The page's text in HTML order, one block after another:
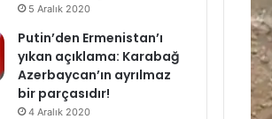
5 Aralık 2020
Putin’den Ermenistan’ı
yıkan açıklama: Karabağ
Azerbaycan’ın ayrılmaz
bir parçasıdır!
4 Aralık 2020